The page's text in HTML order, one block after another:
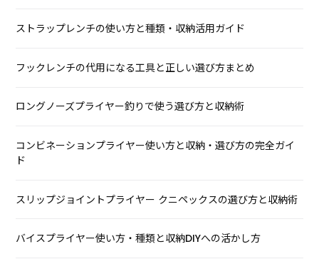
ストラップレンチの使い方と種類・収納活用ガイド
フックレンチの代用になる工具と正しい選び方まとめ
ロングノーズプライヤー釣りで使う選び方と収納術
コンビネーションプライヤー使い方と収納・選び方の完全ガイ
ド
スリップジョイントプライヤー クニペックスの選び方と収納術
バイスプライヤー使い方・種類と収納DIYへの活かし方